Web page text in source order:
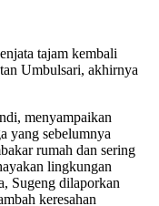
tajam kembali
Umbulsari, akhirnya
menyampaikan
yang sebelumnya
rumah dan sering
lingkungan
Sugeng dilaporkan
keresahan